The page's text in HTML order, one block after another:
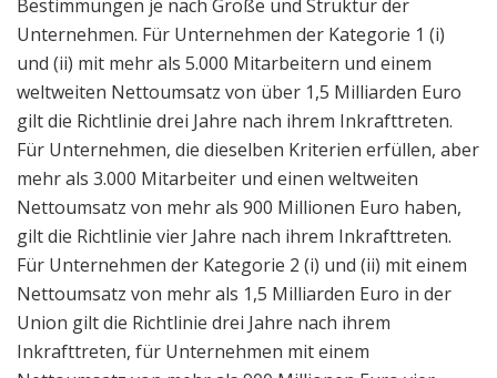
Bestimmungen je nach Größe und Struktur der
Unternehmen. Für Unternehmen der Kategorie 1 (i)
und (ii) mit mehr als 5.000 Mitarbeitern und einem
weltweiten Nettoumsatz von über 1,5 Milliarden Euro
gilt die Richtlinie drei Jahre nach ihrem Inkrafttreten.
Für Unternehmen, die dieselben Kriterien erfüllen, aber
mehr als 3.000 Mitarbeiter und einen weltweiten
Nettoumsatz von mehr als 900 Millionen Euro haben,
gilt die Richtlinie vier Jahre nach ihrem Inkrafttreten.
Für Unternehmen der Kategorie 2 (i) und (ii) mit einem
Nettoumsatz von mehr als 1,5 Milliarden Euro in der
Union gilt die Richtlinie drei Jahre nach ihrem
Inkrafttreten, für Unternehmen mit einem